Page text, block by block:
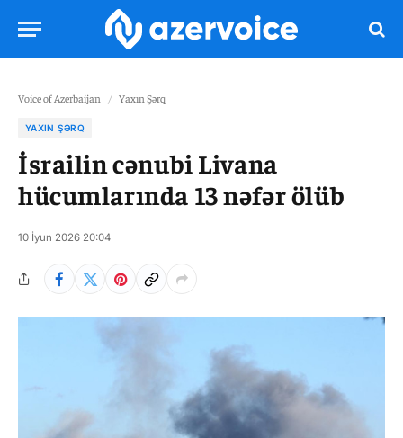
Voice of Azerbaijan / Yaxın Şərq
YAXIN ŞƏRQ
İsrailin cənubi Livana
hücumlarında 13 nəfər ölüb
10 İyun 2026 20:04